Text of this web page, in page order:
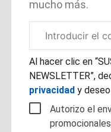
mucho más.
electrónico
corporativo
Al hacer clic en
NEWSLETTER”,
privacidady
Autorizo el